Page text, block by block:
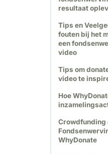
resultaat
Tips en
fouten bij het
een
video
Tips om
video te
Hoe
Crowdfunding
WhyDonate